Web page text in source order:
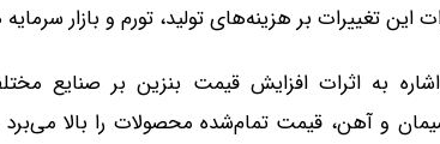
تغییرات بر هزینه‌های تولید، تورم و بازار
اشاره به اثرات افزایش قیمت بنزین بر صنایع
و آهن، قیمت تمام‌شده محصولات را بالا